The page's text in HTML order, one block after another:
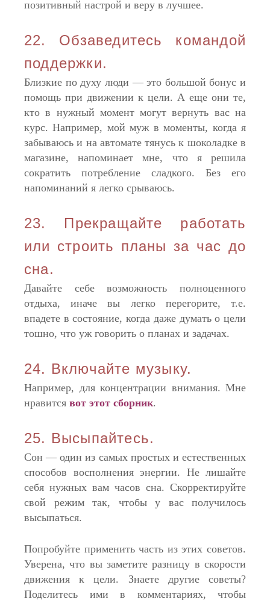
позитивный настрой и веру в лучшее.
22. Обзаведитесь командой
поддержки.
Близкие по духу люди — это большой бонус и
помощь при движении к цели. А еще они те,
кто в нужный момент могут вернуть вас на
курс. Например, мой муж в моменты, когда я
забываюсь и на автомате тянусь к шоколадке в
магазине, напоминает мне, что я решила
сократить потребление сладкого. Без его
напоминаний я легко срываюсь.
23. Прекращайте работать
или строить планы за час до
сна.
Давайте себе возможность полноценного
отдыха, иначе вы легко перегорите, т.е.
впадете в состояние, когда даже думать о цели
тошно, что уж говорить о планах и задачах.
24. Включайте музыку.
Например, для концентрации внимания. Мне
нравится вот этот сборник.
25. Высыпайтесь.
Сон — один из самых простых и естественных
способов восполнения энергии. Не лишайте
себя нужных вам часов сна. Скорректируйте
свой режим так, чтобы у вас получилось
высыпаться.
Попробуйте применить часть из этих советов.
Уверена, что вы заметите разницу в скорости
движения к цели. Знаете другие советы?
Поделитесь ими в комментариях, чтобы